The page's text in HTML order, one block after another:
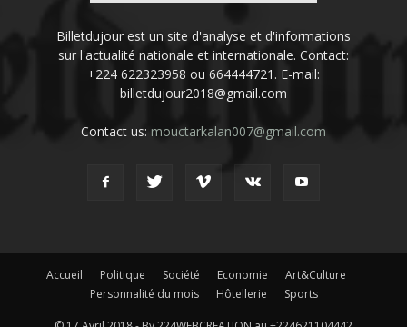
Billetdujour est un site d'analyse et d'informations
sur l'actualité nationale et internationale. Contact:
+224 622323958 ou 664444721. E-mail:
billetdujour2018@gmail.com
Contact us: mouctarkalan007@gmail.com
Accueil Politique Société Economie
Art&Culture
Personnalité du mois
Hôtellerie Sports